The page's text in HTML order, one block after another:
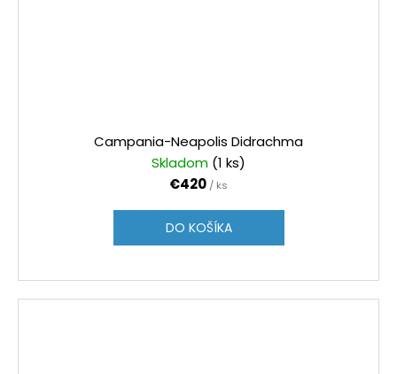
Campania-Neapolis Didrachma
Skladom (1 ks)
€420 / ks
DO KOŠÍKA